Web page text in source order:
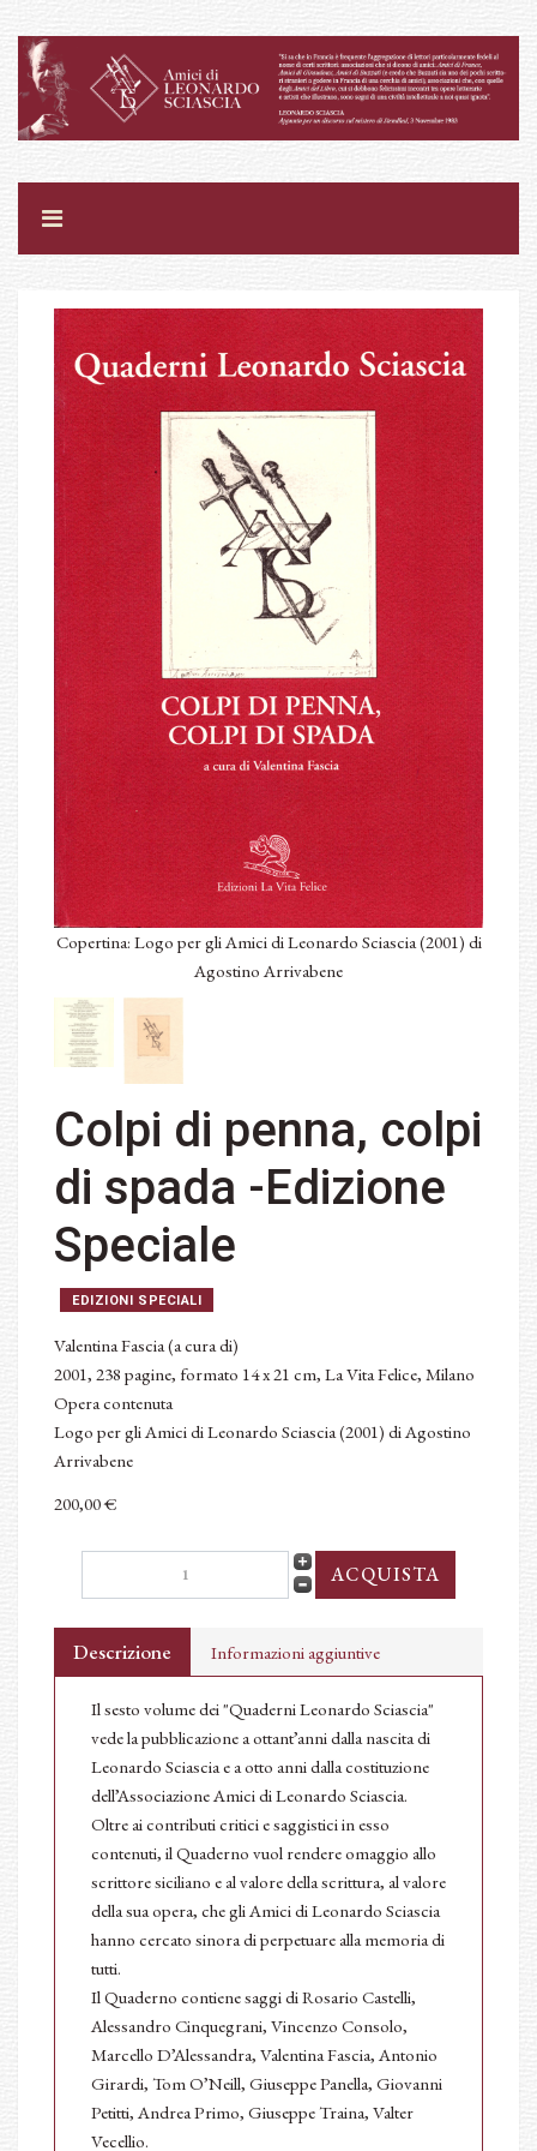
Copertina: Logo per gli Amici di Leonardo Sciascia (2001) di
Agostino Arrivabene
Colpi di penna, colpi
di spada -Edizione
Speciale
EDIZIONI SPECIALI
Valentina Fascia (a cura di)
2001, 238 pagine, formato 14 x 21 cm, La Vita Felice, Milano
Opera contenuta
Logo per gli Amici di Leonardo Sciascia (2001) di Agostino
Arrivabene
200,00 €
Descrizione Informazioni aggiuntive
Il sesto volume dei "Quaderni Leonardo Sciascia"
vede la pubblicazione a ottant’anni dalla nascita di
Leonardo Sciascia e a otto anni dalla costituzione
dell’Associazione Amici di Leonardo Sciascia.
Oltre ai contributi critici e saggistici in esso
contenuti, il Quaderno vuol rendere omaggio allo
scrittore siciliano e al valore della scrittura, al valore
della sua opera, che gli Amici di Leonardo Sciascia
hanno cercato sinora di perpetuare alla memoria di
tutti.
Il Quaderno contiene saggi di Rosario Castelli,
Alessandro Cinquegrani, Vincenzo Consolo,
Marcello D’Alessandra, Valentina Fascia, Antonio
Girardi, Tom O’Neill, Giuseppe Panella, Giovanni
Petitti, Andrea Primo, Giuseppe Traina, Valter
Vecellio.